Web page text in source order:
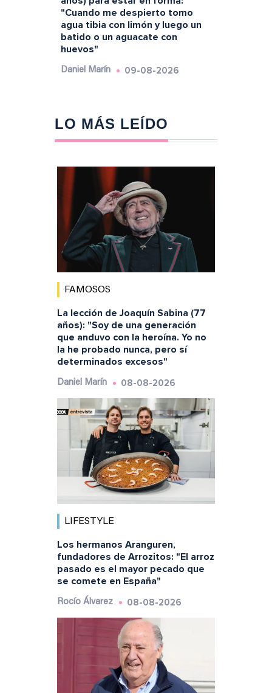
"Cuando me despierto tomo
agua tibia con limón y luego un
batido o un aguacate con
huevos"
Daniel Marín 09-08-2026
LO MÁS LEÍDO
FAMOSOS
La lección de Joaquín Sabina (77
años): "Soy de una generación
que anduvo con la heroína. Yo no
la he probado nunca, pero sí
determinados excesos"
Daniel Marín 08-08-2026
LIFESTYLE
Los hermanos Aranguren,
fundadores de Arrozitos: "El arroz
pasado es el mayor pecado que
se comete en España"
Rocío Álvarez 08-08-2026